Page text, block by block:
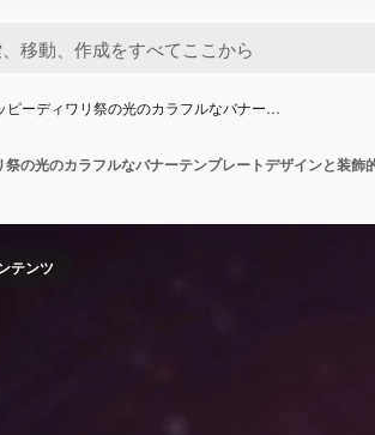
ピーディワリ祭の光のカラフルなバナー…
テンツ